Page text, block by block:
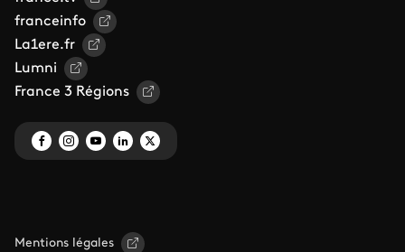
franceinfo
La1ere.fr
Lumni
France 3 Régions
Mentions légales